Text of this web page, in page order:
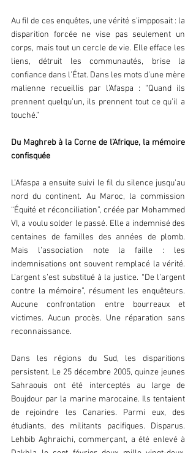
Au fil de ces enquêtes, une vérité s’impposait : la
disparition forcée ne vise pas seulement un
corps, mais tout un cercle de vie. Elle efface les
liens, détruit les communautés, brise la
confiance dans l’État. Dans les mots d’une mère
malienne recueillis par l’Afaspa : “Quand ils
prennent quelqu’un, ils prennent tout ce qu’il a
touché.”
Du Maghreb à la Corne de l’Afrique, la mémoire
confisquée
L’Afaspa a ensuite suivi le fil du silence jusqu’au
nord du continent. Au Maroc, la commission
“Équité et réconciliation”, créée par Mohammed
VI, a voulu solder le passé. Elle a indemnisé des
centaines de familles des années de plomb.
Mais l’association note la faille : les
indemnisations ont souvent remplacé la vérité.
L’argent s’est substitué à la justice. “De l’argent
contre la mémoire”, résument les enquêteurs.
Aucune confrontation entre bourreaux et
victimes. Aucun procès. Une réparation sans
reconnaissance.
Dans les régions du Sud, les disparitions
persistent. Le 25 décembre 2005, quinze jeunes
Sahraouis ont été interceptés au large de
Boujdour par la marine marocaine. Ils tentaient
de rejoindre les Canaries. Parmi eux, des
étudiants, des militants pacifiques. Disparus.
Lehbib Aghraichi, commerçant, a été enlevé à